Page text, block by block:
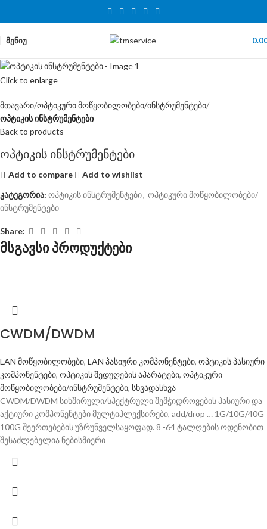
ᲛᲔᲜᲘᲣ
Click to enlarge
მთავარი ოპტიკური მოწყობილობები/ინსტრუმენტები
ოპტიკის ინსტრუმენტები
Back to products
ოპტიკის ინსტრუმენტები
Add to compare
Add to wishlist
კატეგორია: ოპტიკის ინსტრუმენტები, ოპტიკური მოწყობილობები/
ინსტრუმენტები
Share:
მსგავსი პროდუქტები
CWDM/DWDM
LAN მოწყობილობები, LAN პასიური კომპონენტები, ოპტიკის პასიური
კომპონენტები, ოპტიკის შედუღების აპარატები, ოპტიკური
მოწყობილობები/ინსტრუმენტები, სხვადასხვა
CWDM/DWDM სიხშირული/სპექტრული შემჭიდროვების პასიური და
აქტიური კომპონენტები მულტიპლექსირები, add/drop … 1G/10G/40G
100G შეერთებების უზრუნველსაყოფად. 8 -64 ტალღების ოდენობით
შესაძლებელია ნებისმიერი